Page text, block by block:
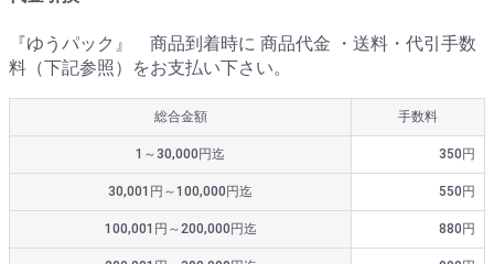
『ゆうパック』 商品到着時に 商品代金 ・送料・代引手数
料（下記参照）をお支払い下さい。
総合金額 手数料
1～30,000円迄 350円
30,001円～100,000円迄 550円
100,001円～200,000円迄 880円